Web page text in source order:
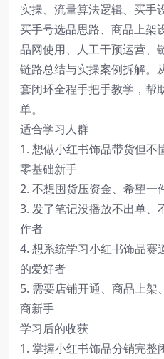
实操、流量算法逻辑、买手
买手号选品思路、商品上架
品网使用、人工干预运营、
链路总结与实操案例拆解。
套闭环全程手把手教学，帮
单。
适合学习人群
1. 想做小红书饰品带货但不
零基础新手
2. 不想囤货压资金、希望一
3. 发了笔记没播放不出单、
作者
4. 想系统学习小红书饰品赛
的爱好者
5. 需要店铺开通、商品上
商新手
学习后的收获
1. 掌握小红书饰品分销完